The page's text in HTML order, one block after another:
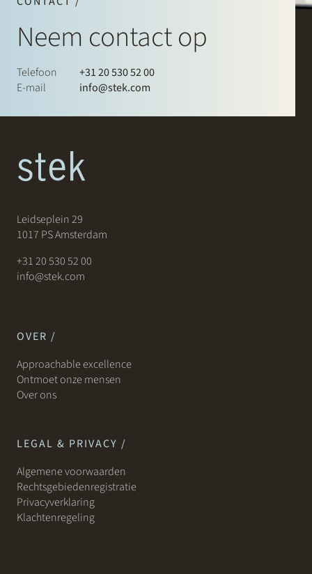
Neem contact op
Telefoon
+31 20 530 52 00
E-mail
info@stek.com
Leidseplein 29
1017 PS Amsterdam
+31 20 530 52 00
info@stek.com
OVER /
Approachable excellence
Ontmoet onze mensen
Over ons
LEGAL & PRIVACY /
Algemene voorwaarden
Rechtsgebiedenregistratie
Privacyverklaring
Klachtenregeling